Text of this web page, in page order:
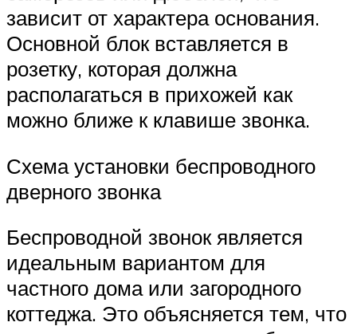
зависит от характера основания.
Основной блок вставляется в
розетку, которая должна
располагаться в прихожей как
можно ближе к клавише звонка.
Схема установки беспроводного
дверного звонка
Беспроводной звонок является
идеальным вариантом для
частного дома или загородного
коттеджа. Это объясняется тем, что